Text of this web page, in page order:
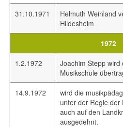
31.10.1971
Helmuth Weinland
Hildesheim
1972
1.2.1972
Joachim Stepp
Musikschule
14.9.1972
wird die
unter der Regie der
auch auf den
ausgedehnt.